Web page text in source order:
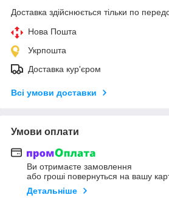
Доставка здійснюється тільки по
Нова Пошта
Укрпошта
Доставка кур'єром
Всі умови доставки
Умови оплати
Ви отримаєте замовлення
або гроші повернуться на вашу
Детальніше